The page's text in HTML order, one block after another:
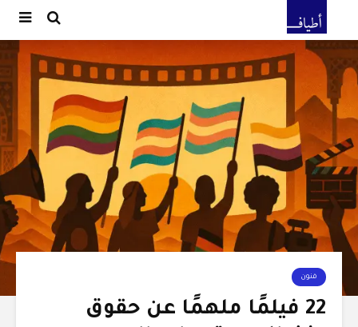
فنون
22 فيلمًا ملهمًا عن حقوق